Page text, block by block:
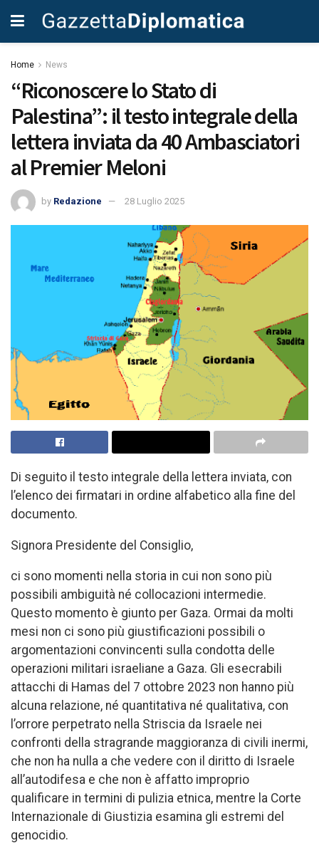
Home News
“Riconoscere lo Stato di
Palestina”: il testo integrale della
lettera inviata da 40 Ambasciatori
al Premier Meloni
by Redazione 28 Luglio 2025
Di seguito il testo integrale della lettera inviata, con
l’elenco dei firmatari in ordine alfabetico alla fine del
documento.
Signora Presidente del Consiglio,
ci sono momenti nella storia in cui non sono più
possibili ambiguità né collocazioni intermedie.
Questo momento è giunto per Gaza. Ormai da molti
mesi non ci sono più giustificazioni possibili o
argomentazioni convincenti sulla condotta delle
operazioni militari israeliane a Gaza. Gli esecrabili
attacchi di Hamas del 7 ottobre 2023 non hanno più
alcuna relazione, né quantitativa né qualitativa, con
l’orrore perpetrato nella Striscia da Israele nei
confronti della stragrande maggioranza di civili inermi,
che non ha nulla a che vedere con il diritto di Israele
all’autodifesa e che non è affatto improprio
qualificare in termini di pulizia etnica, mentre la Corte
Internazionale di Giustizia esamina gli estremi del
genocidio.